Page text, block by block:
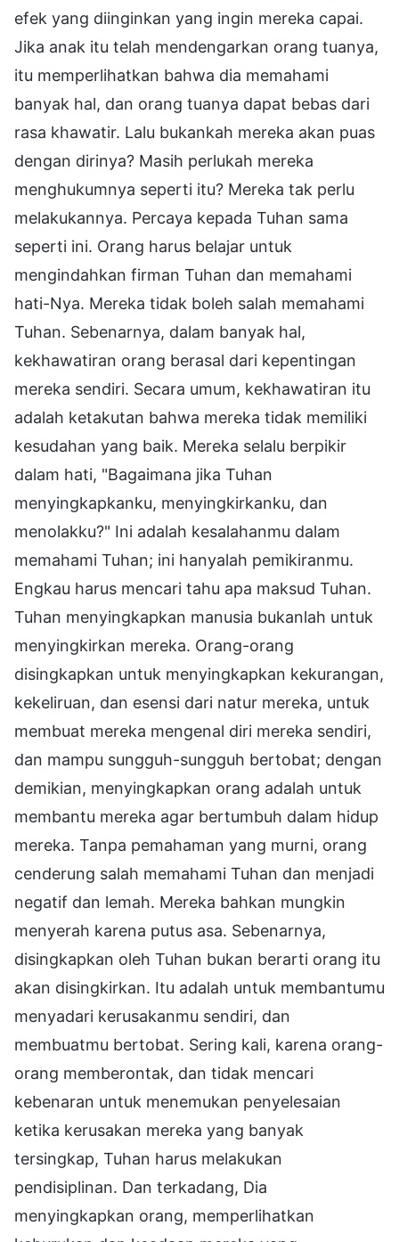
efek yang diinginkan yang ingin mereka capai.
Jika anak itu telah mendengarkan orang tuanya,
itu memperlihatkan bahwa dia memahami
banyak hal, dan orang tuanya dapat bebas dari
rasa khawatir. Lalu bukankah mereka akan puas
dengan dirinya? Masih perlukah mereka
menghukumnya seperti itu? Mereka tak perlu
melakukannya. Percaya kepada Tuhan sama
seperti ini. Orang harus belajar untuk
mengindahkan firman Tuhan dan memahami
hati-Nya. Mereka tidak boleh salah memahami
Tuhan. Sebenarnya, dalam banyak hal,
kekhawatiran orang berasal dari kepentingan
mereka sendiri. Secara umum, kekhawatiran itu
adalah ketakutan bahwa mereka tidak memiliki
kesudahan yang baik. Mereka selalu berpikir
dalam hati, "Bagaimana jika Tuhan
menyingkapkanku, menyingkirkanku, dan
menolakku?" Ini adalah kesalahanmu dalam
memahami Tuhan; ini hanyalah pemikiranmu.
Engkau harus mencari tahu apa maksud Tuhan.
Tuhan menyingkapkan manusia bukanlah untuk
menyingkirkan mereka. Orang-orang
disingkapkan untuk menyingkapkan kekurangan,
kekeliruan, dan esensi dari natur mereka, untuk
membuat mereka mengenal diri mereka sendiri,
dan mampu sungguh-sungguh bertobat; dengan
demikian, menyingkapkan orang adalah untuk
membantu mereka agar bertumbuh dalam hidup
mereka. Tanpa pemahaman yang murni, orang
cenderung salah memahami Tuhan dan menjadi
negatif dan lemah. Mereka bahkan mungkin
menyerah karena putus asa. Sebenarnya,
disingkapkan oleh Tuhan bukan berarti orang itu
akan disingkirkan. Itu adalah untuk membantumu
menyadari kerusakanmu sendiri, dan
membuatmu bertobat. Sering kali, karena orang-
orang memberontak, dan tidak mencari
kebenaran untuk menemukan penyelesaian
ketika kerusakan mereka yang banyak
tersingkap, Tuhan harus melakukan
pendisiplinan. Dan terkadang, Dia
menyingkapkan orang, memperlihatkan